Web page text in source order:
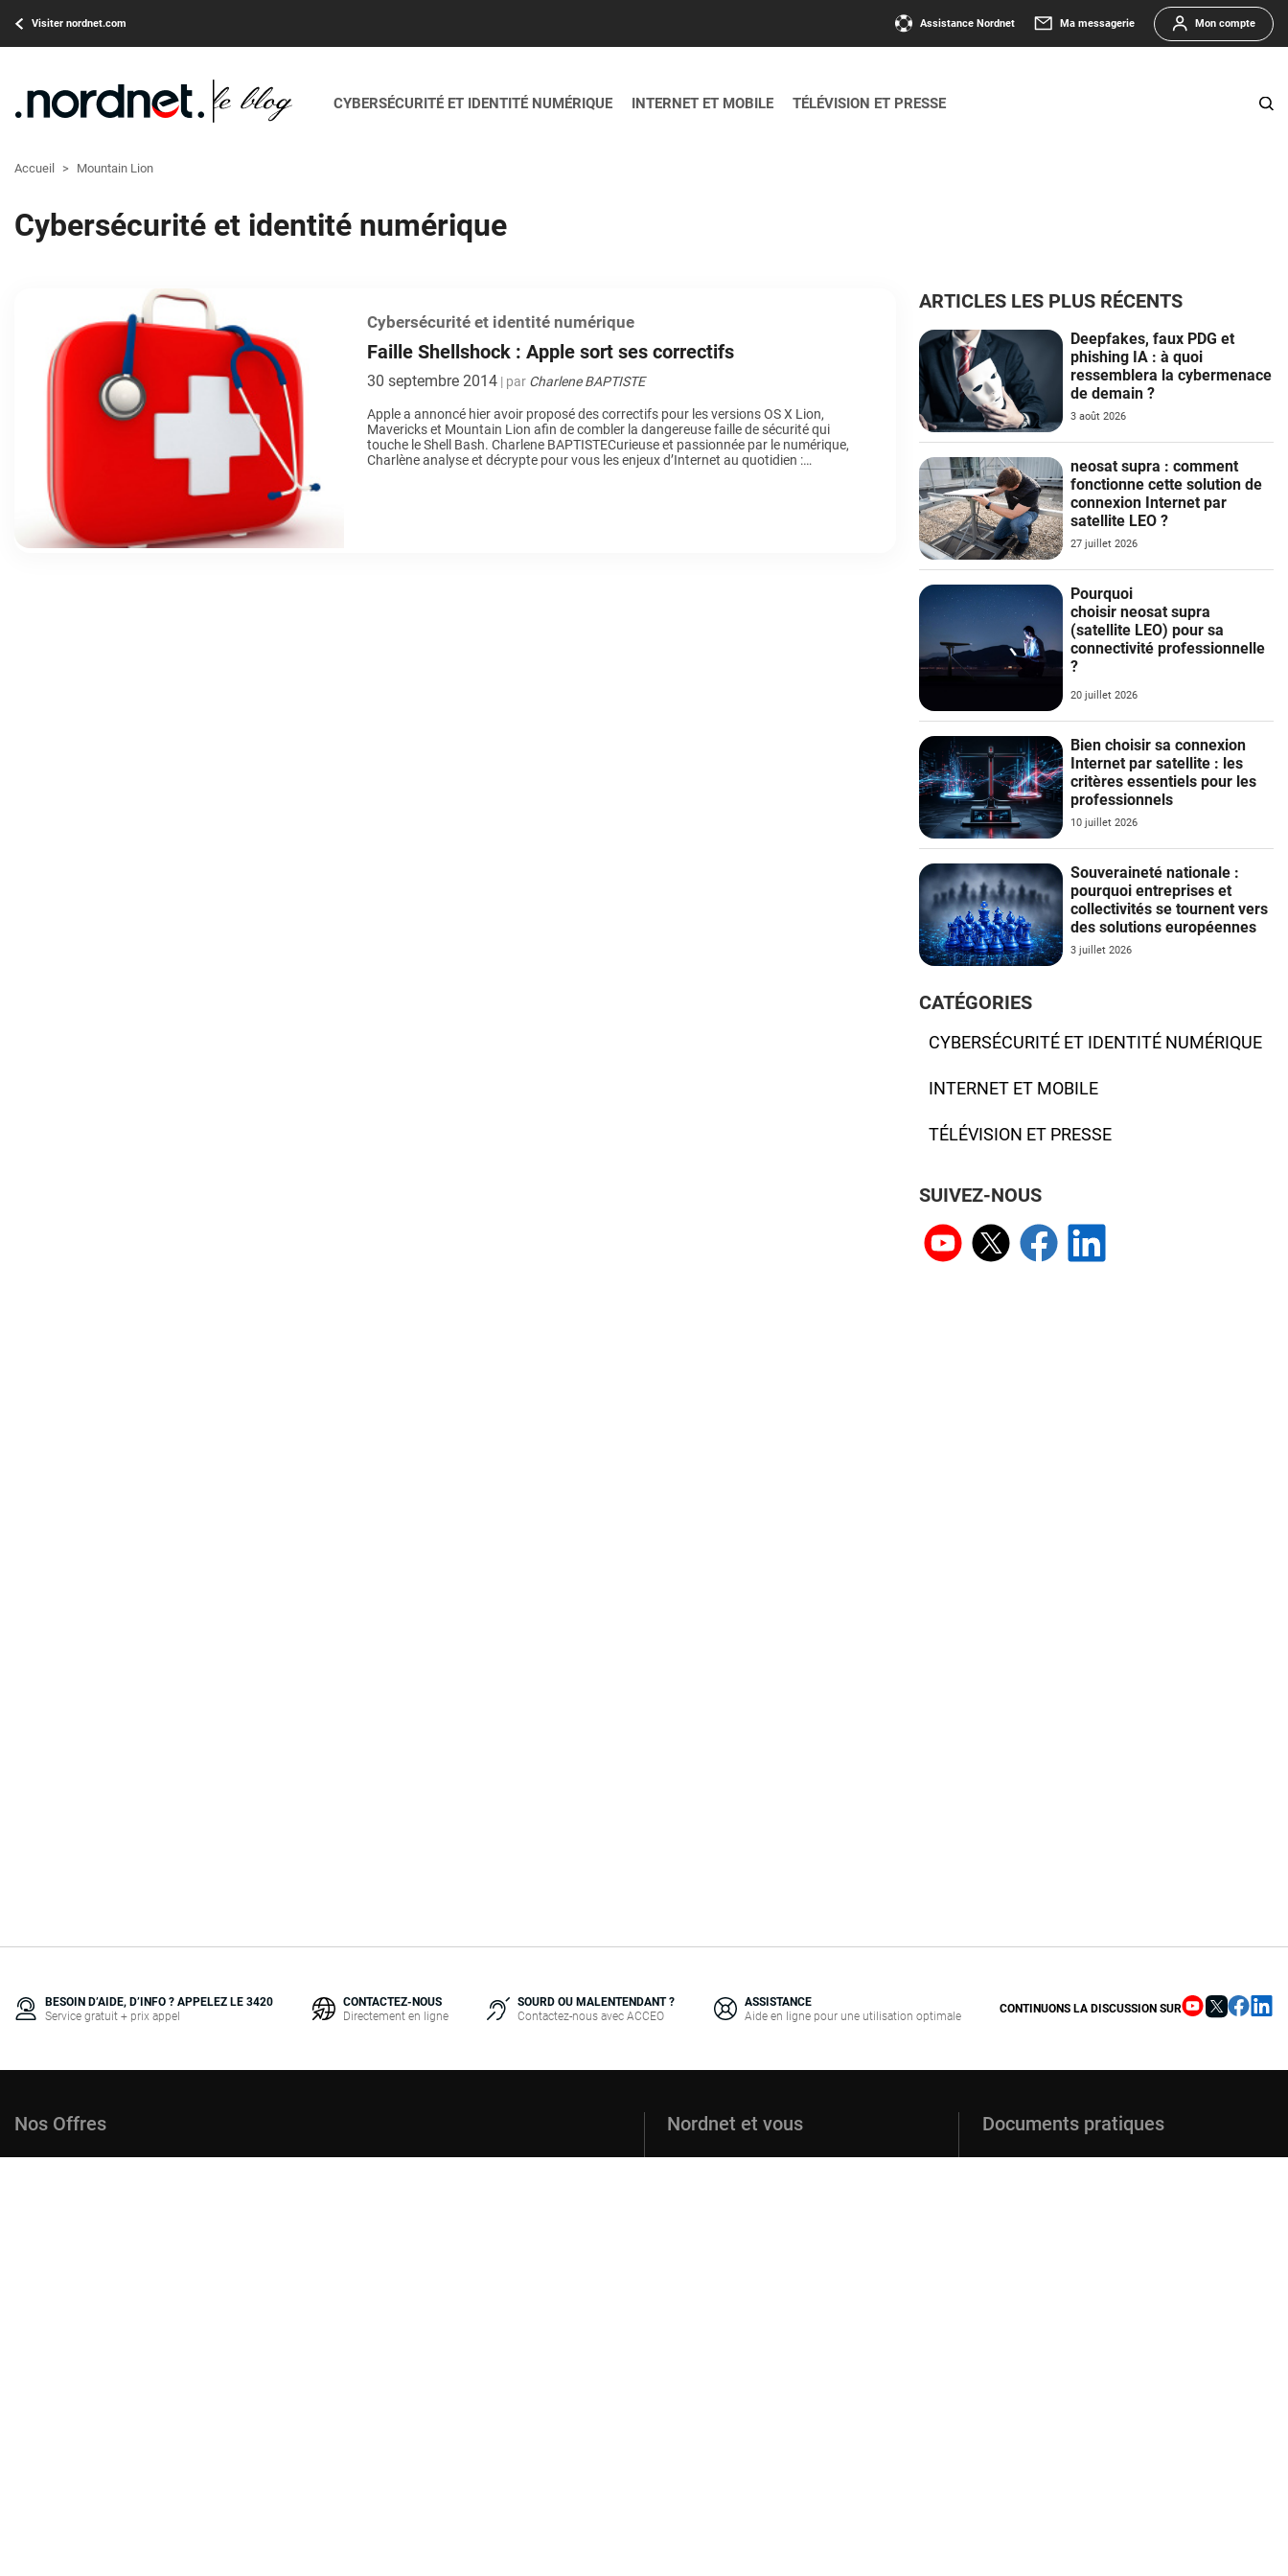
Visiter nordnet.com Assistance Nordnet Ma messagerie Mon compte
CYBERSÉCURITÉ ET IDENTITÉ NUMÉRIQUE INTERNET ET MOBILE TÉLÉVISION ET PRESSE
Accueil > Mountain Lion
Cybersécurité et identité numérique
Cybersécurité et identité numérique
Faille Shellshock : Apple sort ses correctifs
30 septembre 2014 | par Charlene BAPTISTE
Apple a annoncé hier avoir proposé des correctifs pour les versions OS X Lion,
Mavericks et Mountain Lion afin de combler la dangereuse faille de sécurité qui
touche le Shell Bash. Charlene BAPTISTECurieuse et passionnée par le numérique,
Charlène analyse et décrypte pour vous les enjeux d’Internet au quotidien :
ARTICLES LES PLUS RÉCENTS
Deepfakes, faux PDG et
phishing IA : à quoi
ressemblera la cybermenace
de demain ?
3 août 2026
neosat supra : comment
fonctionne cette solution de
connexion Internet par
satellite LEO ?
27 juillet 2026
Pourquoi
choisir neosat supra
(satellite LEO) pour sa
connectivité professionnelle
?
20 juillet 2026
Bien choisir sa connexion
Internet par satellite : les
critères essentiels pour les
professionnels
10 juillet 2026
Souveraineté nationale :
pourquoi entreprises et
collectivités se tournent vers
des solutions européennes
3 juillet 2026
CATÉGORIES
CYBERSÉCURITÉ ET IDENTITÉ NUMÉRIQUE
INTERNET ET MOBILE
TÉLÉVISION ET PRESSE
SUIVEZ-NOUS